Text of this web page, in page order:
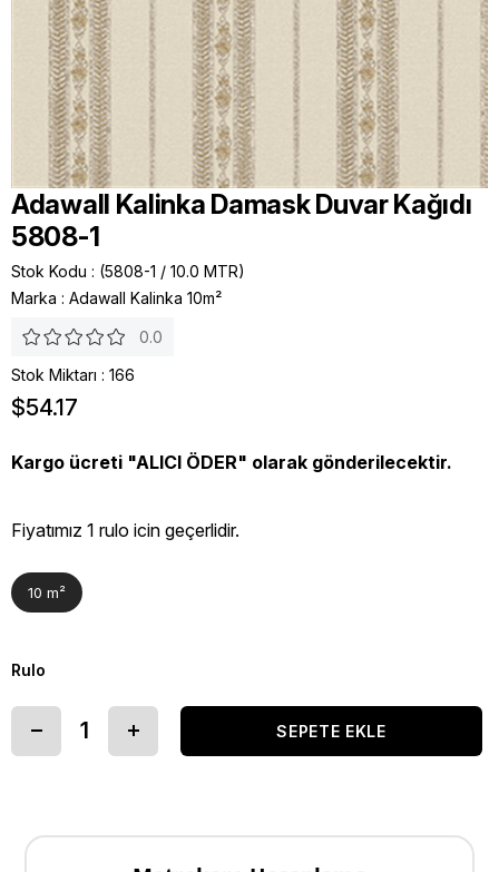
Adawall Kalinka Damask Duvar Kağıdı
5808-1
Stok Kodu
(5808-1 / 10.0 MTR)
Marka : Adawall Kalinka 10m²
0.0
Stok Miktarı : 166
$54.17
Kargo ücreti "ALICI ÖDER" olarak gönderilecektir.
Fiyatımız 1 rulo icin geçerlidir.
10 m²
Rulo